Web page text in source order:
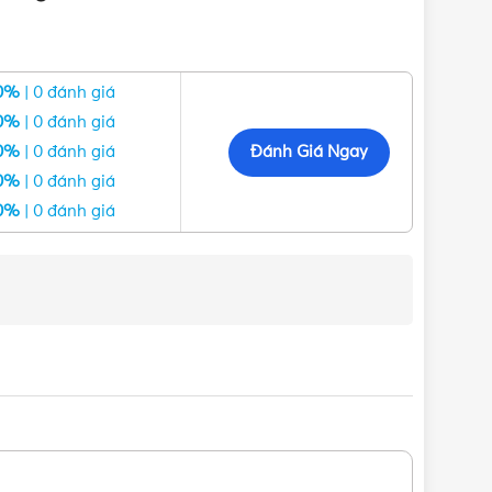
hãng, Giá tốt, Uy tín
34 DN25 | Chính hãng Minh Hòa chính hãng
| 0 đánh giá
| 0 đánh giá
| 0 đánh giá
| 0 đánh giá
| 0 đánh giá
Đánh Giá Ngay